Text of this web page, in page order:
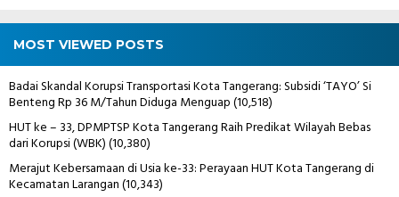
MOST VIEWED POSTS
Badai Skandal Korupsi Transportasi Kota Tangerang: Subsidi ‘TAYO’ Si
Benteng Rp 36 M/Tahun Diduga Menguap(10,518)
HUT ke – 33, DPMPTSP Kota Tangerang Raih Predikat Wilayah Bebas
dari Korupsi (WBK)(10,380)
Merajut Kebersamaan di Usia ke-33: Perayaan HUT Kota Tangerang di
Kecamatan Larangan(10,343)